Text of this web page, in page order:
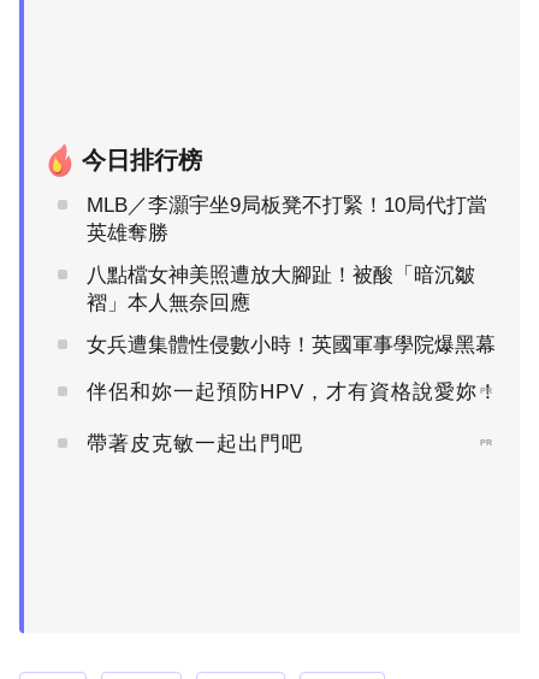
今日排行榜
MLB／李灝宇坐9局板凳不打緊！10局代打當
英雄奪勝
八點檔女神美照遭放大腳趾！被酸「暗沉皺
褶」本人無奈回應
女兵遭集體性侵數小時！英國軍事學院爆黑幕
伴侶和妳一起預防HPV，才有資格說愛妳！
PR
帶著皮克敏一起出門吧 PR